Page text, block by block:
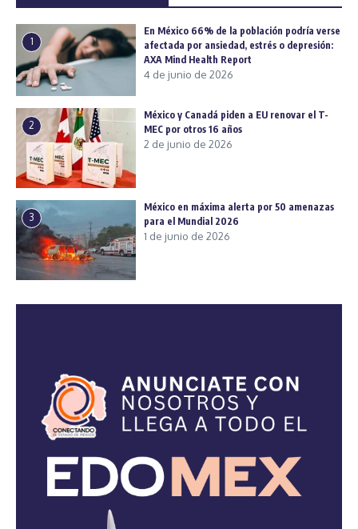
1
En México 66% de la población podría verse
afectada por ansiedad, estrés o depresión:
AXA Mind Health Report
4 de junio de 2026
2
México y Canadá piden a EU renovar el T-
MEC por otros 16 años
2 de junio de 2026
3
México en máxima alerta por 50 amenazas
para el Mundial 2026
1 de junio de 2026